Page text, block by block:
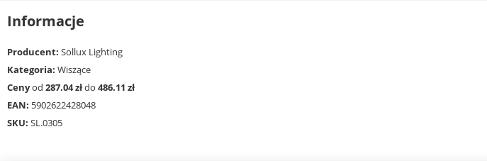
Informacje
Producent: Sollux Lighting
Kategoria: Wiszące
Cenyod 287.04 złdo 486.11 zł
EAN: 5902622428048
SKU: SL.0305